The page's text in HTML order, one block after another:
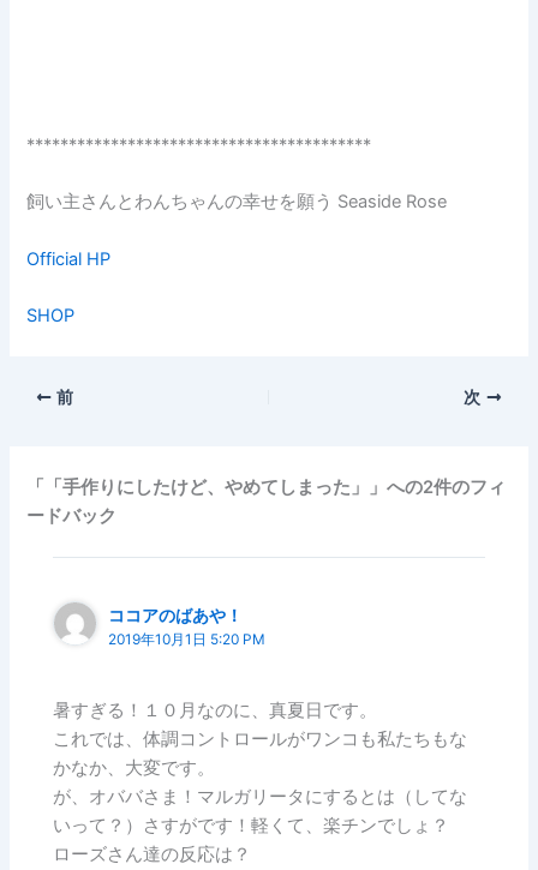
*****************************************
飼い主さんとわんちゃんの幸せを願う Seaside Rose
Official HP
SHOP
前 次
「「手作りにしたけど、やめてしまった」」への2件のフィ
ードバック
ココアのばあや！
2019年10月1日 5:20 PM
暑すぎる！１０月なのに、真夏日です。
これでは、体調コントロールがワンコも私たちもな
かなか、大変です。
が、オババさま！マルガリータにするとは（してな
いって？）さすがです！軽くて、楽チンでしょ？
ローズさん達の反応は？